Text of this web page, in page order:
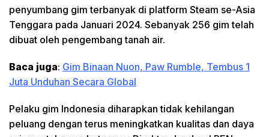
penyumbang gim terbanyak di platform Steam se-Asia
Tenggara pada Januari 2024. Sebanyak 256 gim telah
dibuat oleh pengembang tanah air.
Baca juga: Gim Binaan Nuon, Paw Rumble, Tembus 1
Juta Unduhan Secara Global
Pelaku gim Indonesia diharapkan tidak kehilangan
peluang dengan terus meningkatkan kualitas dan daya